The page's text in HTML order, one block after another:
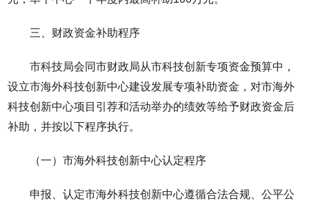
三、财政资金补助程序
市科技局会同市财政局从市科技创新专项资金预算中，
设立市海外科技创新中心建设发展专项补助资金，对市海外
科技创新中心项目引荐和活动举办的绩效等给予财政资金后
补助，并按以下程序执行。
（一）市海外科技创新中心认定程序
申报、认定市海外科技创新中心遵循合法合规、公平公